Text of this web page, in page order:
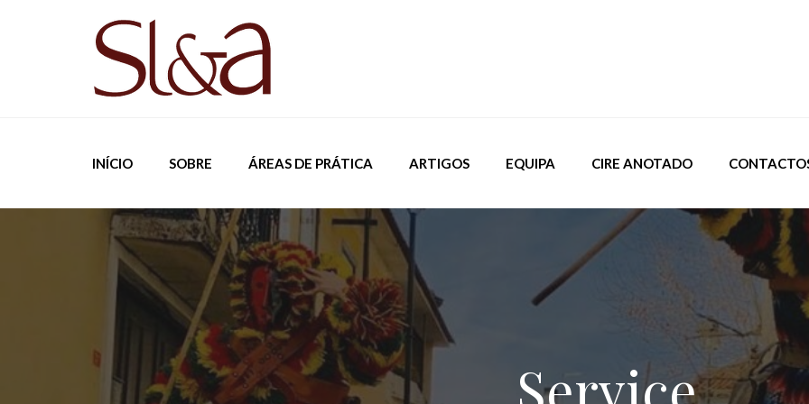
INÍCIO SOBRE ÁREAS DE PRÁTICA ARTIGOS EQUIPA CIRE ANOTADO
Service